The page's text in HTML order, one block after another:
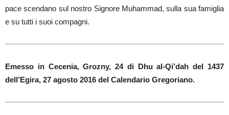
pace scendano sul nostro Signore Muhammad, sulla sua famiglia
e su tutti i suoi compagni.
Emesso in Cecenia, Grozny, 24 di Dhu al-Qi’dah del 1437
dell’Egira, 27 agosto 2016 del Calendario Gregoriano.